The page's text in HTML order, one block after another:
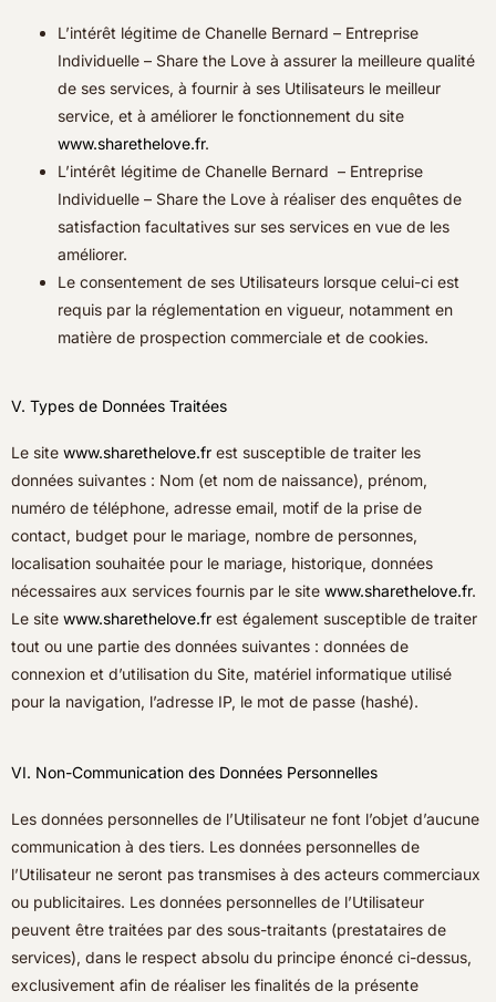
L’intérêt légitime de Chanelle Bernard – Entreprise
Individuelle – Share the Love à assurer la meilleure qualité
de ses services, à fournir à ses Utilisateurs le meilleur
service, et à améliorer le fonctionnement du site
www.sharethelove.fr.
L’intérêt légitime de Chanelle Bernard – Entreprise
Individuelle – Share the Love à réaliser des enquêtes de
satisfaction facultatives sur ses services en vue de les
améliorer.
Le consentement de ses Utilisateurs lorsque celui-ci est
requis par la réglementation en vigueur, notamment en
matière de prospection commerciale et de cookies.
V. Types de Données Traitées
Le site www.sharethelove.fr est susceptible de traiter les
données suivantes : Nom (et nom de naissance), prénom,
numéro de téléphone, adresse email, motif de la prise de
contact, budget pour le mariage, nombre de personnes,
localisation souhaitée pour le mariage, historique, données
nécessaires aux services fournis par le site www.sharethelove.fr.
Le site www.sharethelove.fr est également susceptible de traiter
tout ou une partie des données suivantes : données de
connexion et d’utilisation du Site, matériel informatique utilisé
pour la navigation, l’adresse IP, le mot de passe (hashé).
VI. Non-Communication des Données Personnelles
Les données personnelles de l’Utilisateur ne font l’objet d’aucune
communication à des tiers. Les données personnelles de
l’Utilisateur ne seront pas transmises à des acteurs commerciaux
ou publicitaires. Les données personnelles de l’Utilisateur
peuvent être traitées par des sous-traitants (prestataires de
services), dans le respect absolu du principe énoncé ci-dessus,
exclusivement afin de réaliser les finalités de la présente